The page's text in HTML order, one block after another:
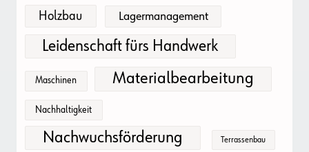
Holzbau Lagermanagement
Leidenschaft fürs Handwerk
Maschinen Materialbearbeitung
Nachhaltigkeit
Nachwuchsförderung Terrassenbau